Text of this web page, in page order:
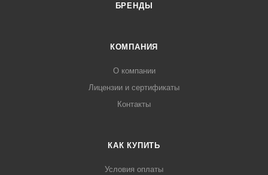
БРЕНДЫ
КОМПАНИЯ
О компании
Лицензии и сертификаты
Контакты
КАК КУПИТЬ
Условия оплаты